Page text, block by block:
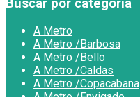
Buscar por categoría
A Metro
A Metro /Barbosa
A Metro /Bello
A Metro /Caldas
A Metro /Copacabana